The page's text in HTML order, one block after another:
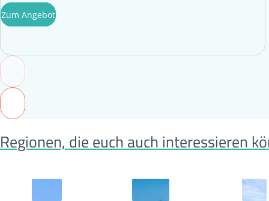
Zum Angebot
Regionen, die euch auch interessieren
Kroatien Alpen